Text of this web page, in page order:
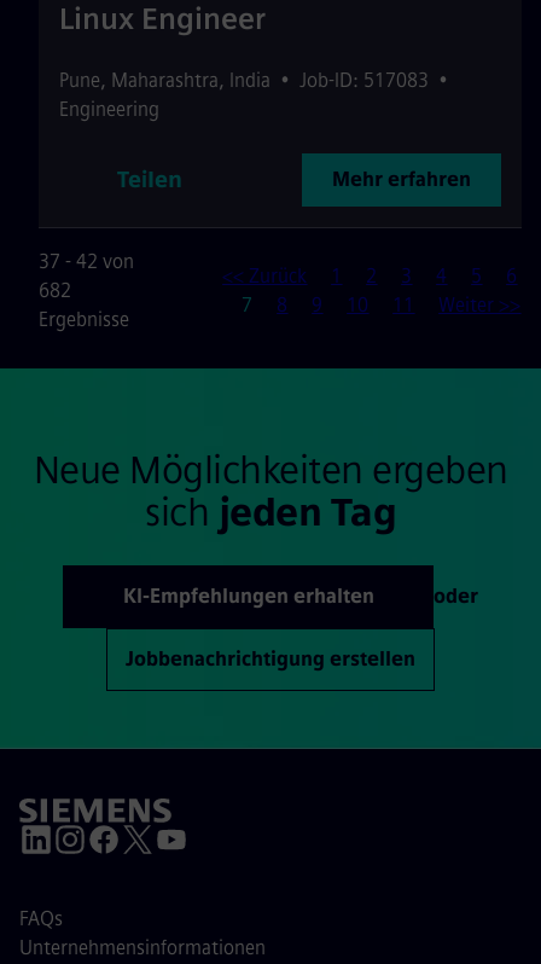
Linux Engineer
Pune, Maharashtra, India • Job-ID: 517083 •
Engineering
Teilen Mehr erfahren
37 - 42 von
682
Ergebnisse
<< Zurück 1 2 3 4 5
6
Seite
7 8 9 10 11 Weiter >>
Neue Möglichkeiten ergeben
sich jeden Tag
KI-Empfehlungen erhalten oder
Jobbenachrichtigung erstellen
FAQs
Unternehmensinformationen